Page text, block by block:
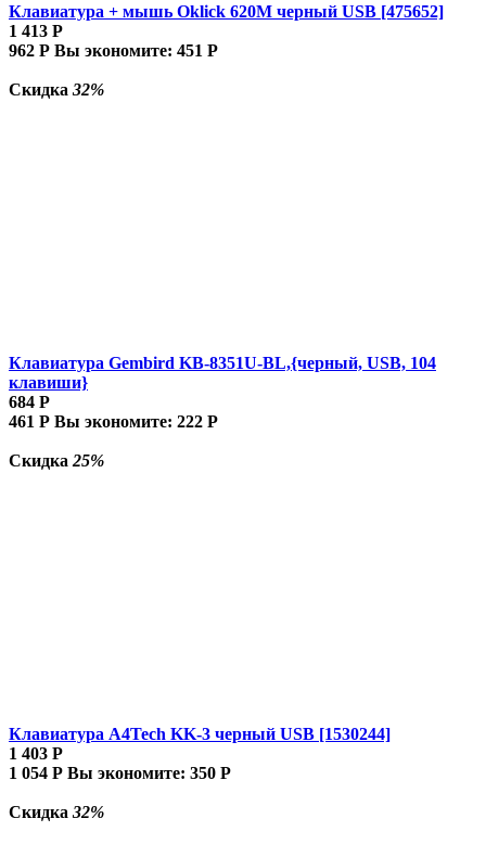
Клавиатура + мышь Oklick 620M черный USB [475652]
1 413 Р
962 Р Вы экономите: 451 Р
Скидка 32%
Клавиатура Gembird KB-8351U-BL,{черный, USB, 104
клавиши}
684 Р
461 Р Вы экономите: 222 Р
Скидка 25%
Клавиатура A4Tech KK-3 черный USB [1530244]
1 403 Р
1 054 Р Вы экономите: 350 Р
Скидка 32%